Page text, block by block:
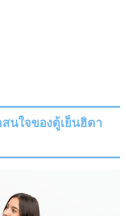
นใจของตู้เย็นฮิตา